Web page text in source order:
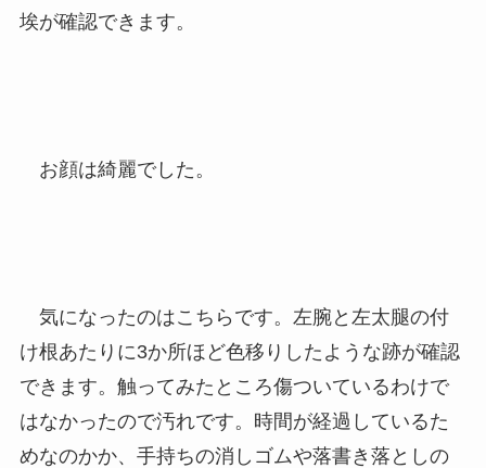
埃が確認できます。
お顔は綺麗でした。
気になったのはこちらです。左腕と左太腿の付
け根あたりに3か所ほど色移りしたような跡が確認
できます。触ってみたところ傷ついているわけで
はなかったので汚れです。時間が経過しているた
めなのかか、手持ちの消しゴムや落書き落としの